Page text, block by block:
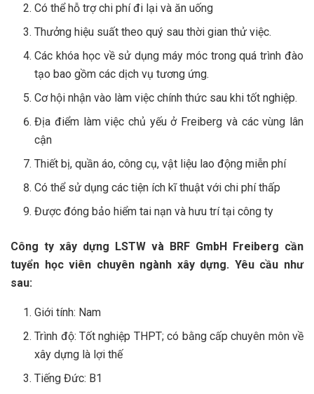
Có thể hỗ trợ chi phí đi lại và ăn uống
Thưởng hiệu suất theo quý sau thời gian thử việc.
Các khóa học về sử dụng máy móc trong quá trình đào
tạo bao gồm các dịch vụ tương ứng.
Cơ hội nhận vào làm việc chính thức sau khi tốt nghiệp.
Địa điểm làm việc chủ yếu ở Freiberg và các vùng lân
cận
Thiết bị, quần áo, công cụ, vật liệu lao động miễn phí
Có thể sử dụng các tiện ích kĩ thuật với chi phí thấp
Được đóng bảo hiểm tai nạn và hưu trí tại công ty
Công ty xây dựng LSTW và BRF GmbH Freiberg cần
tuyển học viên chuyên ngành xây dựng. Yêu cầu như
sau:
Giới tính: Nam
Trình độ: Tốt nghiệp THPT; có bằng cấp chuyên môn về
xây dựng là lợi thế
Tiếng Đức: B1